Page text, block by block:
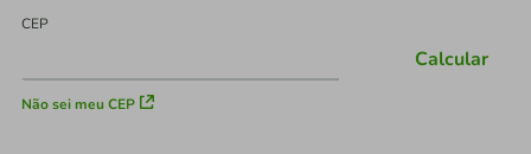
CEP
Não sei meu CEP
Calcular